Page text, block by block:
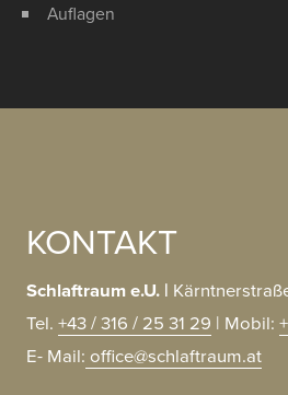
Auflagen
KONTAKT
Schlaftraum e.U. |
Tel. +43/316 / 25 31 29 | Mobil:
E- Mail: office@schlaftraum.at